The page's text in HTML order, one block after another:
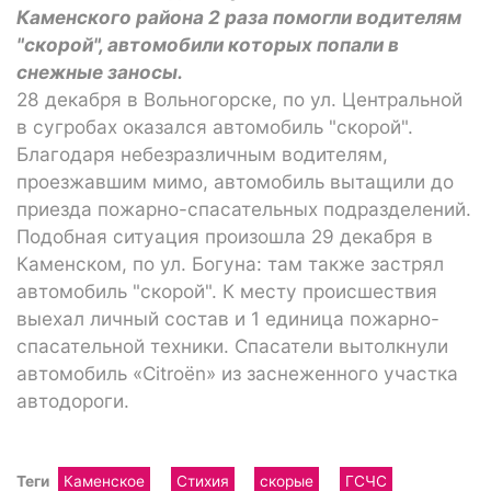
Каменского района 2 раза помогли водителям
"скорой", автомобили которых попали в
снежные заносы.
28 декабря в Вольногорске, по ул. Центральной
в сугробах оказался автомобиль "скорой".
Благодаря небезразличным водителям,
проезжавшим мимо, автомобиль вытащили до
приезда пожарно-спасательных подразделений.
Подобная ситуация произошла 29 декабря в
Каменском, по ул. Богуна: там также застрял
автомобиль "скорой". К месту происшествия
выехал личный состав и 1 единица пожарно-
спасательной техники. Спасатели вытолкнули
автомобиль «Citroën» из заснеженного участка
автодороги.
Теги Каменское Стихия скорые ГСЧС